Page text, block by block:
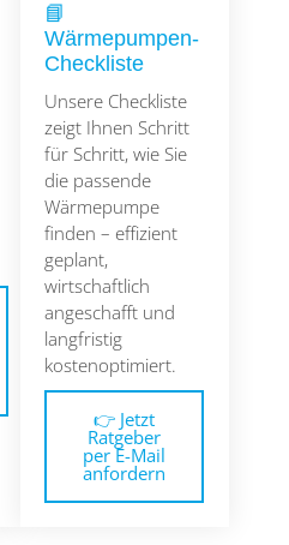
📘
Wärmepumpen-
Checkliste
Unsere Checkliste
zeigt Ihnen Schritt
für Schritt, wie Sie
die passende
Wärmepumpe
finden – effizient
geplant,
wirtschaftlich
angeschafft und
langfristig
kostenoptimiert.
👉 Jetzt
Ratgeber
per E-Mail
anfordern